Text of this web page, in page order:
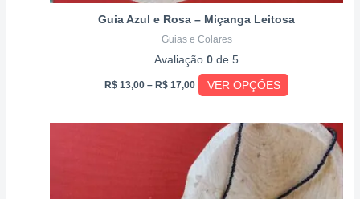
Guia Azul e Rosa – Miçanga Leitosa
Guias e Colares
Avaliação0 de 5
R$ 13,00 – R$ 17,00 VER OPÇÕES
Price
range:
R$ 13,00
through
R$ 17,00
Este
produto
várias